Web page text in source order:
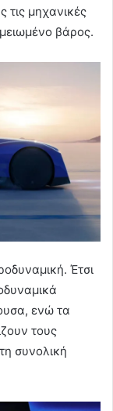
μηχανικές
βάρος.
Έτσι
ενώ τα
τους
συνολική